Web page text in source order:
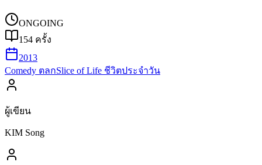
ONGOING
154 ครั้ง
2013
Comedy ตลกSlice of Life ชีวิตประจำวัน
ผู้เขียน
KIM Song